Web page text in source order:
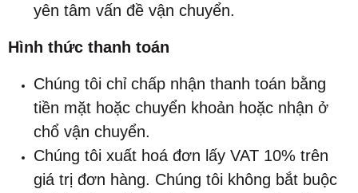
yên tâm vấn đề vận chuyển.
Hình thức thanh toán
Chúng tôi chỉ chấp nhận thanh toán bằng
tiền mặt hoặc chuyển khoản hoặc nhận ở
chổ vận chuyển.
Chúng tôi xuất hoá đơn lấy VAT 10% trên
giá trị đơn hàng. Chúng tôi không bắt buộc